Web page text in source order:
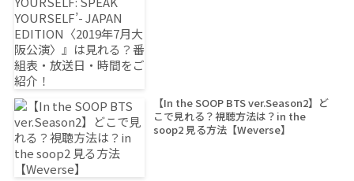
【In the SOOP BTS ver.Season2】ど
こで見れる？視聴方法は？in the
soop2 見る方法【Weverse】